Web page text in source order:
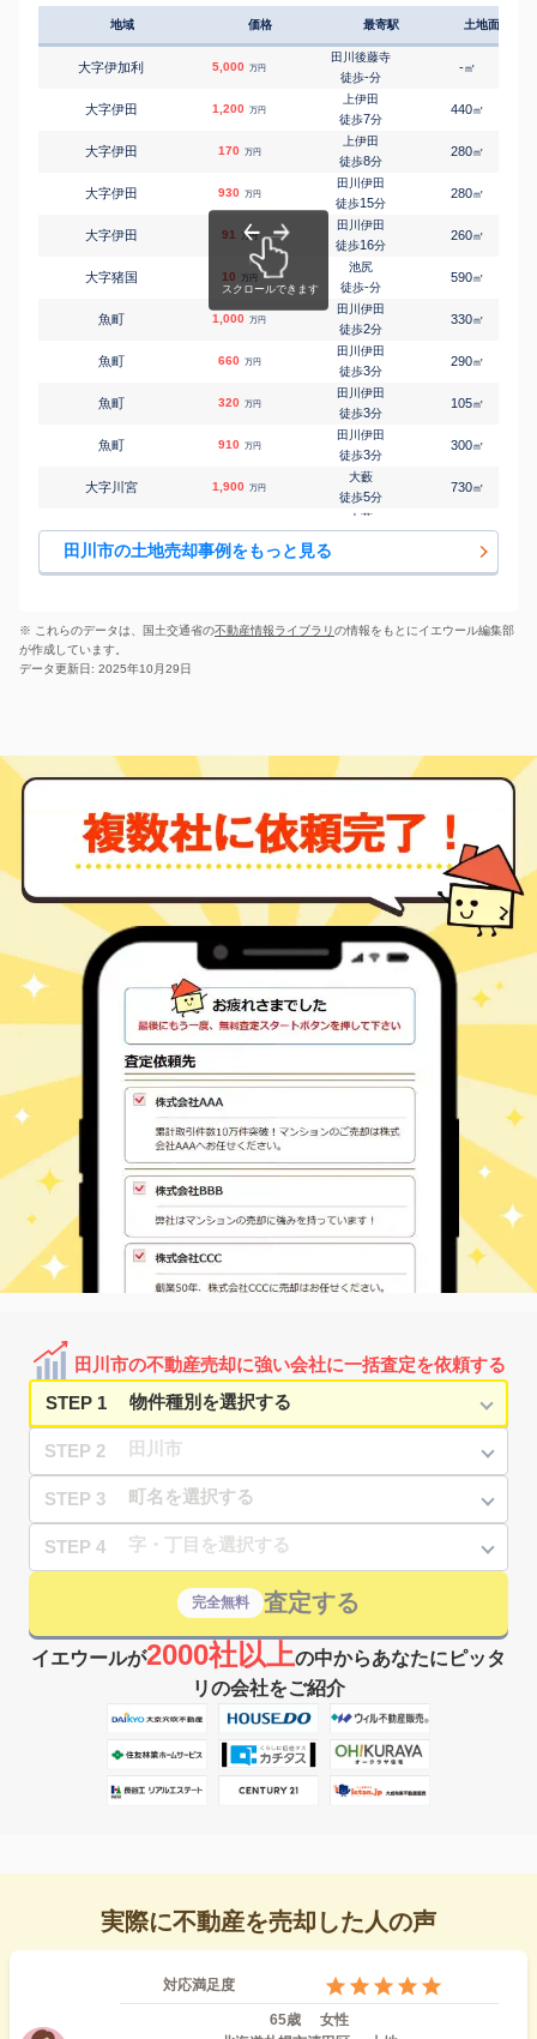
徒歩-分
大字弓削田 560 万円
田川後藤寺
徒歩-分
490㎡ 100
田川後藤寺
21分
田川後藤寺
23分
田川後藤寺
徒歩29分
390 万円
船尾(福岡)
徒歩10分
地域 価格 最寄駅 土地面積
大字伊加利 5,000 万円
田川後藤寺
徒歩-分
-㎡
大字伊田 1,200 万円
上伊田
徒歩7分
440㎡
大字伊田 170 万円
上伊田
徒歩8分
280㎡
大字伊田 930 万円
田川伊田
徒歩15分
280㎡
大字伊田 91 万円
田川伊田
徒歩16分
260㎡
大字猪国 10 万円
池尻
徒歩-分
590㎡
魚町 1,000 万円
田川伊田
徒歩2分
330㎡
魚町 660 万円
田川伊田
徒歩3分
290㎡
魚町 320 万円
田川伊田
徒歩3分
105㎡
魚町 910 万円
田川伊田
徒歩3分
300㎡
大字川宮 1,900 万円
大藪
徒歩5分
730㎡
大字川宮 56 万円
大藪
140㎡
千代町 340 万円
7
160㎡
徒歩7 分
千代町
大字奈良 70 万円
田川後藤寺
160㎡
大字奈良 100 万円
田川後藤寺
徒歩15分
大字糒 17 万円
大藪
16
145
大字糒 31
田川市立病院
14分
270㎡
大字糒 15 万円
田川市立病院
徒歩16分
大字弓削田 660 万円 ㎡
大字弓削田 200 万円
船尾(福岡)
徒歩18分
田川市の土地売却事例をもっと見る
※ これらのデータは、国土交通省の不動産情報ライブラリの情報をもとにイエウール編集部
が作成しています。
データ更新日: 2025年10月29日
田川市の不動産売却に強い会社に一括査定を依頼する
STEP 1
STEP 2
STEP 3
STEP 4
完全無料 査定する
イエウールが2000社以上の中からあなたにピッタ
リの会社をご紹介
実際に不動産を売却した人の声
対応満足度
65歳
女性